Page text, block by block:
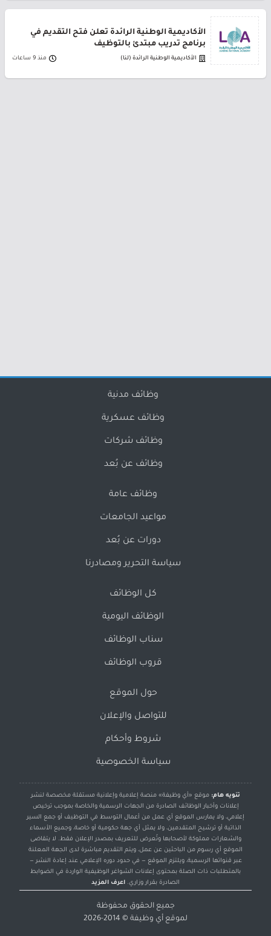
الأكاديمية الوطنية الرائدة تعلن فتح التقديم في
برنامج تدريب مبتدئ بالتوظيف
الأكاديمية الوطنية الرائدة (لنا) منذ 9 ساعات
وظائف مدنية
وظائف عسكرية
وظائف شركات
وظائف عن بُعد
وظائف عامة
مواعيد الجامعات
دورات عن بُعد
سياسة التحرير ومصادرنا
كل الوظائف
الوظائف اليومية
سناب الوظائف
قروب الوظائف
حول الموقع
للتواصل والإعلان
شروط وأحكام
سياسة الخصوصية
تنويه هام: موقع «أي وظيفة» منصة إعلامية وإعلانية مستقلة مخصصة لنشر
إعلانات وأخبار الوظائف الصادرة من الجهات الرسمية والخاصة بموجب ترخيص
إعلامي، ولا يمارس الموقع أي عمل من أعمال التوسط في التوظيف أو جمع السير
الذاتية أو ترشيح المتقدمين، ولا يمثل أي جهة حكومية أو خاصة، وجميع الأسماء
والشعارات مملوكة لأصحابها وتُعرض للتعريف بمصدر الإعلان فقط. لا يتقاضى
الموقع أي رسوم من الباحثين عن عمل، ويتم التقديم مباشرة لدى الجهة المعلنة
عبر قنواتها الرسمية، ويلتزم الموقع — في حدود دوره الإعلامي عند إعادة النشر —
بالمتطلبات ذات الصلة بمحتوى إعلانات الشواغر الوظيفية الواردة في الضوابط
الصادرة بقرار وزاري. اعرف المزيد
جميع الحقوق محفوظة
لموقع أي وظيفة © 2014-2026